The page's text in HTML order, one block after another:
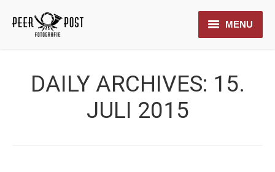
MENU
Galerien
Photobooth
DAILY ARCHIVES: 15.
JULI 2015